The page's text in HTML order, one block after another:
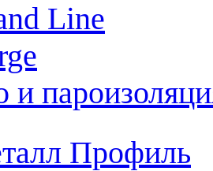
Line
и
Профиль